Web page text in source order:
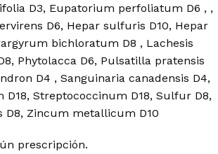
D3, Eupatorium perfoliatum D6 , ,
D6, Hepar sulfuris D10, Hepar
bichloratum D8 , Lachesis
Phytolacca D6, Pulsatilla pratensis
D4 , Sanguinaria canadensis D4,
D18, Streptococcinum D18, Sulfur D8,
D8, Zincum metallicum D10
prescripción.